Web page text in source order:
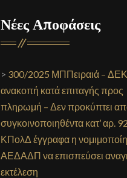
Νέες Αποφάσεις
> 300/2025 ΜΠΠειραιά –
ανακοπή κατά επιταγής προς
πληρωμή – Δεν προκύπτει
συγκοινοποιηθέντα κατ’ αρ.
ΚΠολΔ έγγραφα η
ΑΕΔΑΔΠ να επισπεύσει
εκτέλεση